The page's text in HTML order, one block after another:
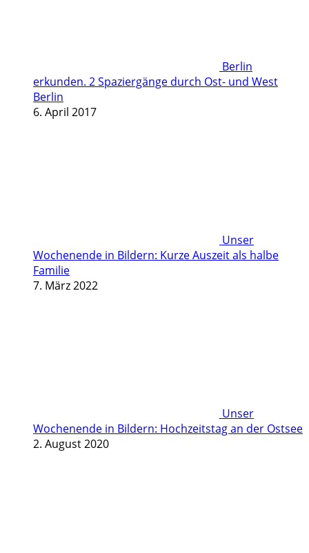
Berlin
erkunden. 2 Spaziergänge durch Ost- und West
Berlin
6. April 2017
Unser
Wochenende in Bildern: Kurze Auszeit als halbe
Familie
7. März 2022
Unser
Wochenende in Bildern: Hochzeitstag an der Ostsee
2. August 2020